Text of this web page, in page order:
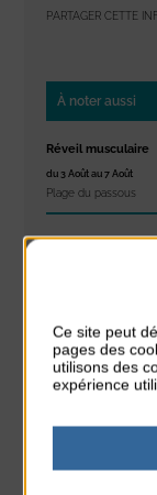
PARTAGER CETTE
À noter aussi
Réveil musculaire
du 3 Août au 7 Août
Plage du passous
Stretching
Concours de
du 7 Août au 7 Août
Plage du passous
Glisse &
Place du Général de
Ce site peut
pages des
utilisons des
expérience